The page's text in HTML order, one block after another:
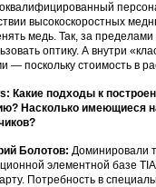
высокоскоростных
медь. Так, за
оптику. А внутри
— поскольку стоимость в
Какие подходы к
Насколько имеющиеся
Болотов: Доминировали
элементной базе
Потребность в